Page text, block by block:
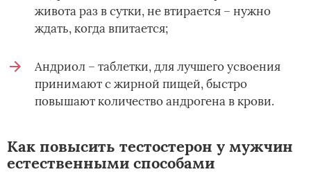
живота раз в сутки, не втирается – нужно
ждать, когда впитается;
Андриол – таблетки, для лучшего усвоения
принимают с жирной пищей, быстро
повышают количество андрогена в крови.
Как повысить тестостерон у мужчин
естественными способами